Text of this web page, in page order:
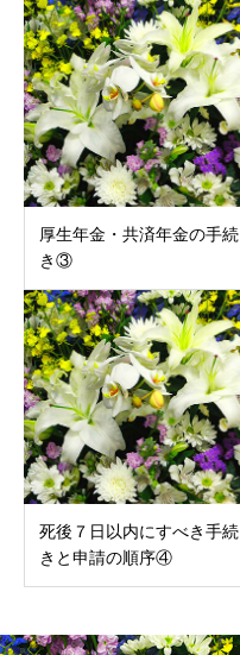
厚生年金・共済年金の手続
き③
死後７日以内にすべき手続
きと申請の順序④